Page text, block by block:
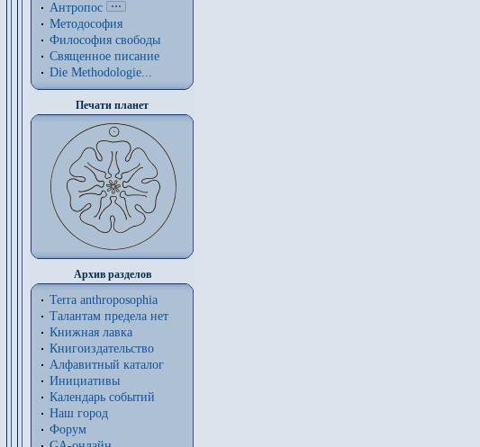
Антропос
Методософия
Философия cвободы
Священное писание
Die Methodologie...
Печати планет
Архив разделов
Terra anthroposophia
Талантам предела нет
Книжная лавка
Книгоиздательство
Алфавитный каталог
Инициативы
Календарь событий
Наш город
Форум